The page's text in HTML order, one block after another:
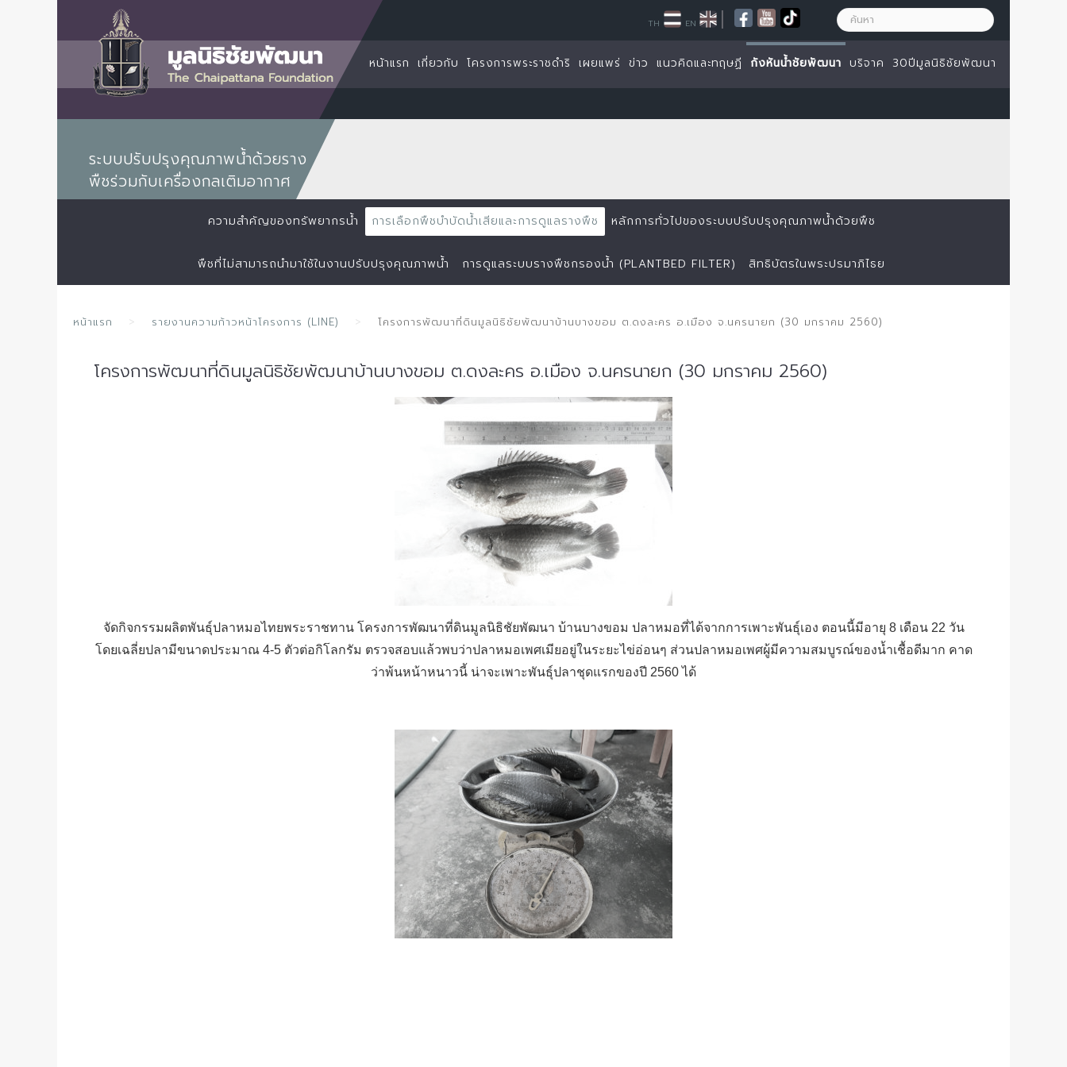
หน้าแรก เกี่ยวกับ โครงการพระราชดำริ เผยแพร่ ข่าว แนวคิดและทฤษฏี กังหันน้ำชัยพัฒนา บริจาค 30ปีมูลนิธิชัยพัฒนา
TH EN |
ระบบปรับปรุงคุณภาพน้ำด้วยราง
พืชร่วมกับเครื่องกลเติมอากาศ
ความสำคัญของทรัพยากรน้ำ การเลือกพืชบำบัดน้ำเสียและการดูแลรางพืช หลักการทั่วไปของระบบปรับปรุงคุณภาพน้ำด้วยพืช
พืชที่ไม่สามารถนำมาใช้ในงานปรับปรุงคุณภาพน้ำ การดูแลระบบรางพืชกรองน้ำ (PLANTBED FILTER) สิทธิบัตรในพระปรมาภิไธย
หน้าแรก รายงานความก้าวหน้าโครงการ (LINE) โครงการพัฒนาที่ดินมูลนิธิชัยพัฒนาบ้านบางขอม ต.ดงละคร อ.เมือง จ.นครนายก (30 มกราคม 2560)
โครงการพัฒนาที่ดินมูลนิธิชัยพัฒนาบ้านบางขอม ต.ดงละคร อ.เมือง จ.นครนายก (30 มกราคม 2560)
จัดกิจกรรมผลิตพันธุ์ปลาหมอไทยพระราชทาน โครงการพัฒนาที่ดินมูลนิธิชัยพัฒนา บ้านบางขอม ปลาหมอที่ได้จากการเพาะพันธุ์เอง ตอนนี้มีอายุ 8 เดือน 22 วัน
โดยเฉลี่ยปลามีขนาดประมาณ 4-5 ตัวต่อกิโลกรัม ตรวจสอบแล้วพบว่าปลาหมอเพศเมียอยู่ในระยะไข่อ่อนๆ ส่วนปลาหมอเพศผู้มีความสมบูรณ์ของน้ำเชื้อดีมาก คาด
ว่าพ้นหน้าหนาวนี้ น่าจะเพาะพันธุ์ปลาชุดแรกของปี 2560 ได้